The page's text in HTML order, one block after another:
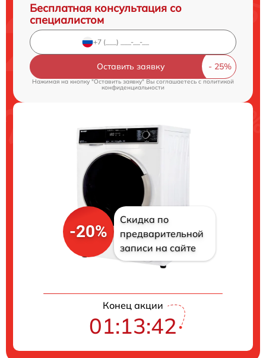
Бесплатная консультация со
специалистом
Оставить заявку
Нажимая на кнопку "Оставить заявку" Вы соглашаетесь cполитикой
конфиденциальности
-20%
Скидка по
предварительной
записи на сайте
Конец акции
01:13:41